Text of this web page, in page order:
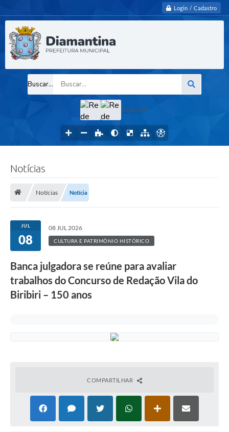
Login / Cadastro
Buscar...
Siga-nos
Notícias
Notícias Notícia
JUL
08
08 JUL 2026
CULTURA E PATRIMÔNIO HISTÓRICO
Banca julgadora se reúne para avaliar
trabalhos do Concurso de Redação Vila do
Biribiri – 150 anos
COMPARTILHAR